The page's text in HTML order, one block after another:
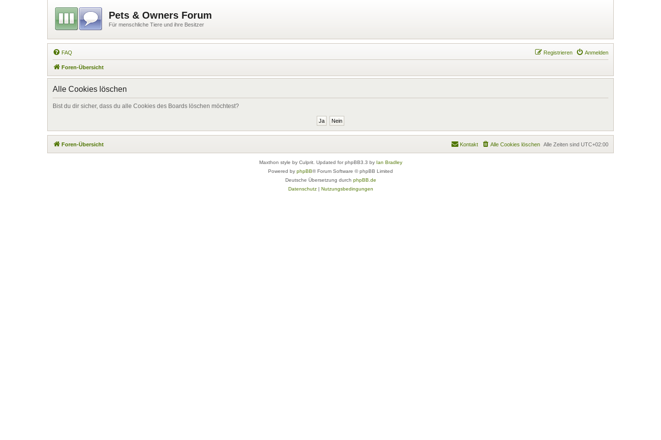
Pets & Owners Forum
Für menschliche Tiere und ihre Besitzer
FAQ Anmelden
Registrieren
Foren-Übersicht
Alle Cookies löschen
Bist du dir sicher, dass du alle Cookies des Boards löschen möchtest?
Foren-Übersicht Alle Zeiten sind UTC+02:00
Alle Cookies löschen
Kontakt
Maxthon style by Culprit. Updated for phpBB3.3 by Ian Bradley
Powered by phpBB® Forum Software © phpBB Limited
Deutsche Übersetzung durch phpBB.de
Datenschutz| Nutzungsbedingungen